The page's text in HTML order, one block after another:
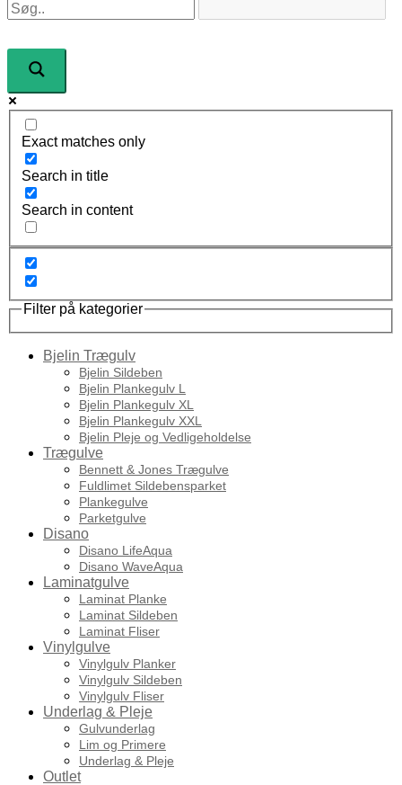
Exact matches only
Search in title
Search in content
Filter på kategorier
Bjelin Trægulv
Bjelin Sildeben
Bjelin Plankegulv L
Bjelin Plankegulv XL
Bjelin Plankegulv XXL
Bjelin Pleje og Vedligeholdelse
Trægulve
Bennett & Jones Trægulve
Fuldlimet Sildebensparket
Plankegulve
Parketgulve
Disano
Disano LifeAqua
Disano WaveAqua
Laminatgulve
Laminat Planke
Laminat Sildeben
Laminat Fliser
Vinylgulve
Vinylgulv Planker
Vinylgulv Sildeben
Vinylgulv Fliser
Underlag & Pleje
Gulvunderlag
Lim og Primere
Underlag & Pleje
Outlet